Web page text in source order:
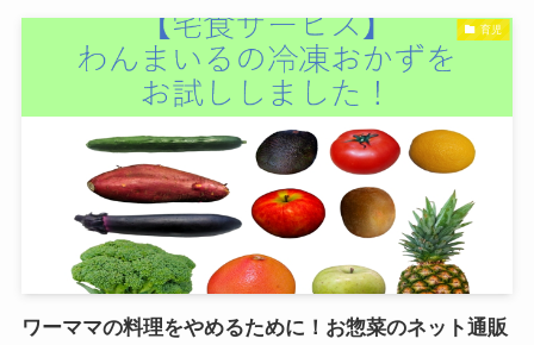
育児
ワーママの料理をやめるために！お惣菜のネット通販